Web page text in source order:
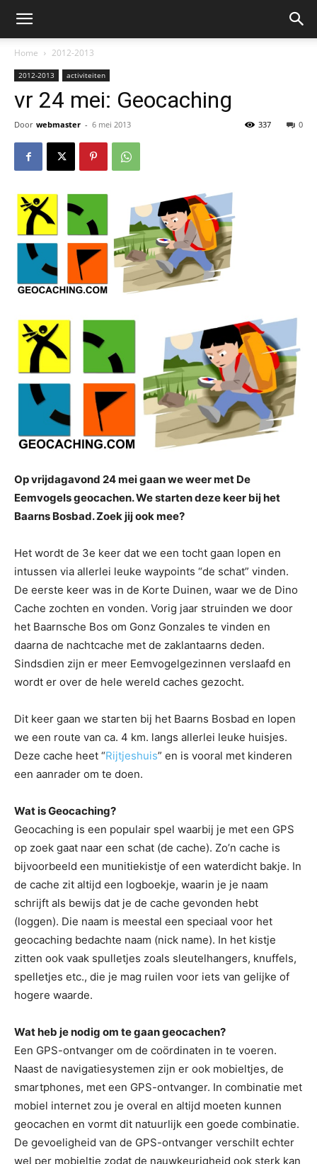
Home 2012-2013
2012-2013 activiteiten
vr 24 mei: Geocaching
Door webmaster - 6 mei 2013 0
337
Op vrijdagavond 24 mei gaan we weer met De
Eemvogels geocachen. We starten deze keer bij het
Baarns Bosbad. Zoek jij ook mee?
Het wordt de 3e keer dat we een tocht gaan lopen en
intussen via allerlei leuke waypoints “de schat” vinden.
De eerste keer was in de Korte Duinen, waar we de Dino
Cache zochten en vonden. Vorig jaar struinden we door
het Baarnsche Bos om Gonz Gonzales te vinden en
daarna de nachtcache met de zaklantaarns deden.
Sindsdien zijn er meer Eemvogelgezinnen verslaafd en
wordt er over de hele wereld caches gezocht.
Dit keer gaan we starten bij het Baarns Bosbad en lopen
we een route van ca. 4 km. langs allerlei leuke huisjes.
Deze cache heet “Rijtjeshuis” en is vooral met kinderen
een aanrader om te doen.
Wat is Geocaching?
Geocaching is een populair spel waarbij je met een GPS
op zoek gaat naar een schat (de cache). Zo’n cache is
bijvoorbeeld een munitiekistje of een waterdicht bakje. In
de cache zit altijd een logboekje, waarin je je naam
schrijft als bewijs dat je de cache gevonden hebt
(loggen). Die naam is meestal een speciaal voor het
geocaching bedachte naam (nick name). In het kistje
zitten ook vaak spulletjes zoals sleutelhangers, knuffels,
spelletjes etc., die je mag ruilen voor iets van gelijke of
hogere waarde.
Wat heb je nodig om te gaan geocachen?
Een GPS-ontvanger om de coördinaten in te voeren.
Naast de navigatiesystemen zijn er ook mobieltjes, de
smartphones, met een GPS-ontvanger. In combinatie met
mobiel internet zou je overal en altijd moeten kunnen
geocachen en vormt dit natuurlijk een goede combinatie.
De gevoeligheid van de GPS-ontvanger verschilt echter
wel per mobieltje zodat de nauwkeurigheid ook sterk kan